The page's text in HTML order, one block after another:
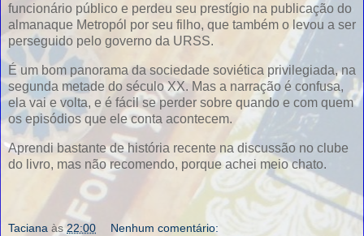
funcionário público e perdeu seu prestígio na publicação do
almanaque Metropól por seu filho, que também o levou a ser
perseguido pelo governo da URSS.
É um bom panorama da sociedade soviética privilegiada, na
segunda metade do século XX. Mas a narração é confusa,
ela vai e volta, e é fácil se perder sobre quando e com quem
os episódios que ele conta acontecem.
Aprendi bastante de história recente na discussão no clube
do livro, mas não recomendo, porque achei meio chato.
Taciana às 22:00 Nenhum comentário: